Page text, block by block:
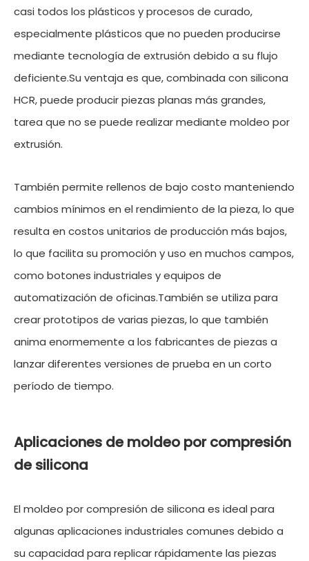
casi todos los plásticos y procesos de curado,
especialmente plásticos que no pueden producirse
mediante tecnología de extrusión debido a su flujo
deficiente.Su ventaja es que, combinada con silicona
HCR, puede producir piezas planas más grandes,
tarea que no se puede realizar mediante moldeo por
extrusión.
También permite rellenos de bajo costo manteniendo
cambios mínimos en el rendimiento de la pieza, lo que
resulta en costos unitarios de producción más bajos,
lo que facilita su promoción y uso en muchos campos,
como botones industriales y equipos de
automatización de oficinas.También se utiliza para
crear prototipos de varias piezas, lo que también
anima enormemente a los fabricantes de piezas a
lanzar diferentes versiones de prueba en un corto
período de tiempo.
Aplicaciones de moldeo por compresión
de silicona
El moldeo por compresión de silicona es ideal para
algunas aplicaciones industriales comunes debido a
su capacidad para replicar rápidamente las piezas